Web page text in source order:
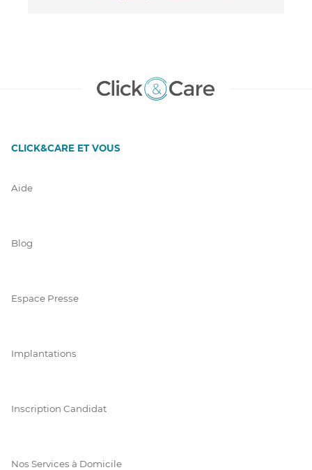
CLICK&CARE ET VOUS
Aide
Blog
Espace Presse
Implantations
Inscription Candidat
Nos Services à Domicile